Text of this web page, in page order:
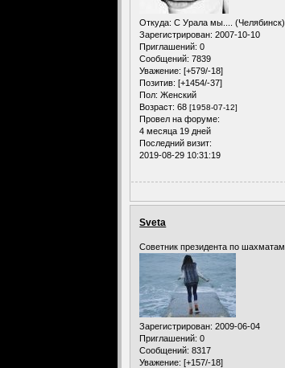
Откуда: С Урала мы.... (Челябинск)
Зарегистрирован: 2007-10-10
Приглашений: 0
Сообщений: 7839
Уважение: [+579/-18]
Позитив: [+1454/-37]
Пол: Женский
Возраст: 68[1958-07-12]
Провел на форуме:
4 месяца 19 дней
Последний визит:
2019-08-29 10:31:19
Sveta
Советник президента по шахматам
Зарегистрирован: 2009-06-04
Приглашений: 0
Сообщений: 8317
Уважение: [+157/-18]